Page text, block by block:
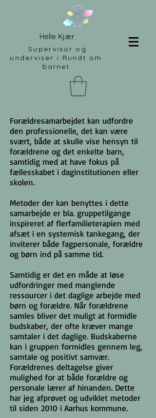
Helle Kjær
Supervisor og
underviser i Rundt om
barnet
Forældresamarbejdet kan udfordre
den professionelle, det kan være
svært, både at skulle vise hensyn til
forældrene og det enkelte barn,
samtidig med at have fokus på
fællesskabet i daginstitutionen eller
skolen.
Metoder der kan benyttes i dette
samarbejde er bla. gruppetilgange
inspireret af flerfamilieterapien med
afsæt i en systemisk tankegang, der
inviterer både fagpersonale, forældre
og børn ind på samme tid.
Samtidig er det en måde at løse
udfordringer med manglende
ressourcer i det daglige arbejde med
børn og forældre. Når forældrene
samles bliver det muligt at formidle
budskaber, der ofte kræver mange
samtaler i det daglige. Budskaberne
kan i gruppen formidles gennem leg,
samtale og positivt samvær.
Forældrenes deltagelse giver
mulighed for at både forældre og
personale lærer af hinanden. Dette
har jeg afprøvet og udviklet metoder
til siden 2010 i Aarhus kommune.